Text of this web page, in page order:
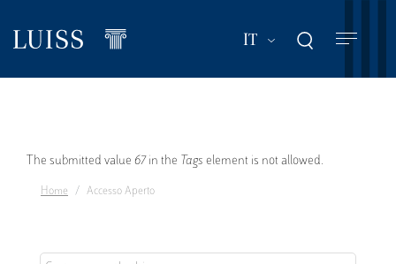
contenuto
IT Mostra ulteriori
Messaggio
di
The submitted value 67 in the Tags element is not allowed.
Home Accesso Aperto